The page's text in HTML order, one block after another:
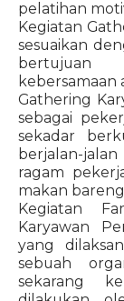
pelatihan
Kegiatan
sesuaikan
bertujuan
kebersamaan
Gathering
sebagai
sekadar
berjalan-
ragam
makan
Kegiatan
Karyawan
yang
sebuah
sekarang